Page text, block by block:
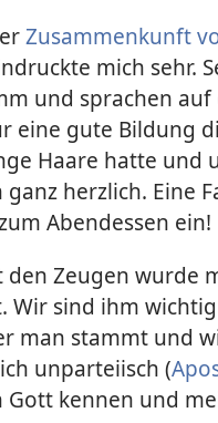
Zusammenkunft
mich sehr.
und sprachen auf
eine gute Bildung
Haare hatte und
herzlich. Eine
Abendessen ein!
Zeugen wurde
Wir sind ihm
man stammt und
unparteiisch (
Gott kennen und